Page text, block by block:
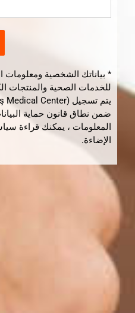
* بياناتك الشخصية ومعلومات
للخدمات الصحية والمنتجات
ضمن نطاق قانون حماية
المعلومات ، يمكنك قراءة
الإضاءة.